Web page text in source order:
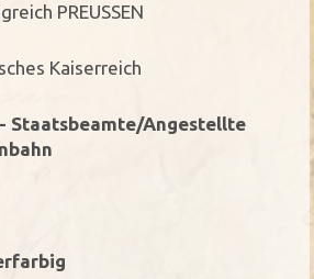
PREUSSEN
Kaiserreich
Staatsbeamte/Angestellte